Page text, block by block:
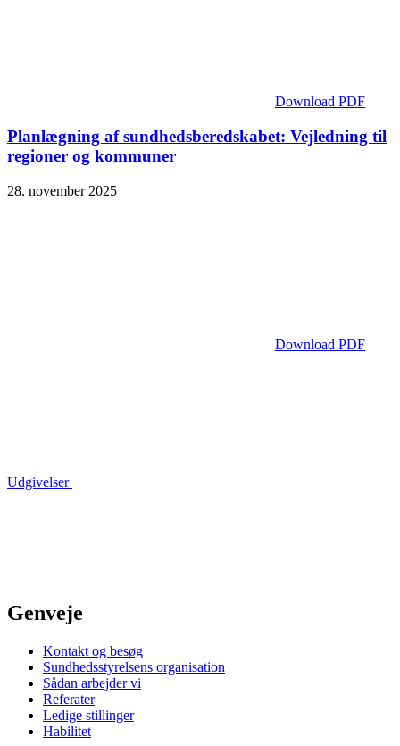
Download PDF
Planlægning af sundhedsberedskabet: Vejledning til
regioner og kommuner
28. november 2025
Download PDF
Udgivelser
Genveje
Kontakt og besøg
Sundhedsstyrelsens organisation
Sådan arbejder vi
Referater
Ledige stillinger
Habilitet